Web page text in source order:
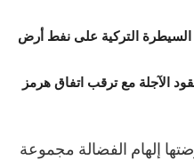
التركية على نفط أرض
الآجلة مع ترقب اتفاق هرمز
إلهام الفضالة مجموعة